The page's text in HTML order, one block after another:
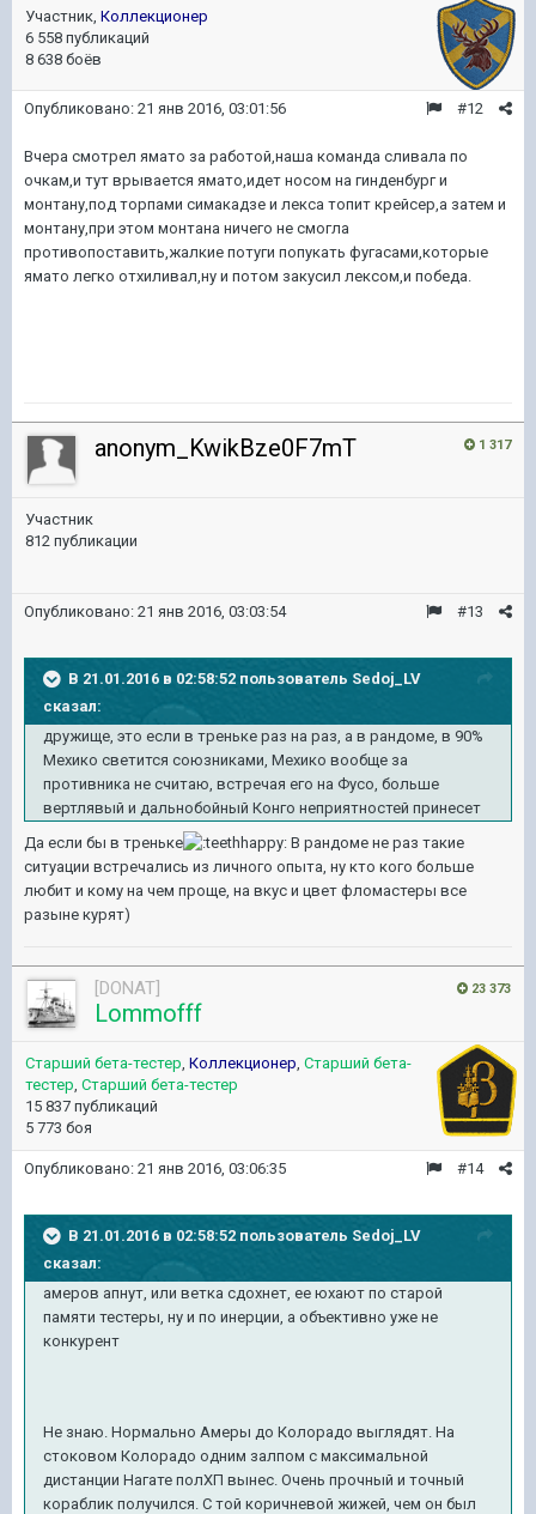
Участник, Коллекционер
6 558 публикаций
8 638 боёв
#12
Опубликовано: 21 янв 2016, 03:01:56
Вчера смотрел ямато за работой,наша команда сливала по
очкам,и тут врывается ямато,идет носом на гинденбург и
монтану,под торпами симакадзе и лекса топит крейсер,а затем и
монтану,при этом монтана ничего не смогла
противопоставить,жалкие потуги попукать фугасами,которые
ямато легко отхиливал,ну и потом закусил лексом,и победа.
1 317
anonym_KwikBze0F7mT
Участник
812 публикации
#13
Опубликовано: 21 янв 2016, 03:03:54
В 21.01.2016 в 02:58:52 пользователь Sedoj_LV
сказал:
дружище, это если в треньке раз на раз, а в рандоме, в 90%
Мехико светится союзниками, Мехико вообще за
противника не считаю, встречая его на Фусо, больше
вертлявый и дальнобойный Конго неприятностей принесет
Да если бы в треньке
В рандоме не раз такие
ситуации встречались из личного опыта, ну кто кого больше
любит и кому на чем проще, на вкус и цвет фломастеры все
разыне курят)
23 373
[DONAT]
Lommofff
Старший бета-тестер Коллекционер Старший бета-
тестер Старший бета-тестер
15 837 публикаций
5 773 боя
#14
Опубликовано: 21 янв 2016, 03:06:35
В 21.01.2016 в 02:58:52 пользователь Sedoj_LV
сказал:
амеров апнут, или ветка сдохнет, ее юхают по старой
памяти тестеры, ну и по инерции, а объективно уже не
конкурент
Не знаю. Нормально Амеры до Колорадо выглядят. На
стоковом Колорадо одним залпом с максимальной
дистанции Нагате полХП вынес. Очень прочный и точный
кораблик получился. С той коричневой жижей, чем он был